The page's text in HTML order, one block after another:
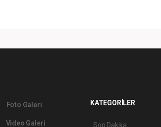
Foto Galeri
Video Galeri
KATEGORİLER
Son Dakika